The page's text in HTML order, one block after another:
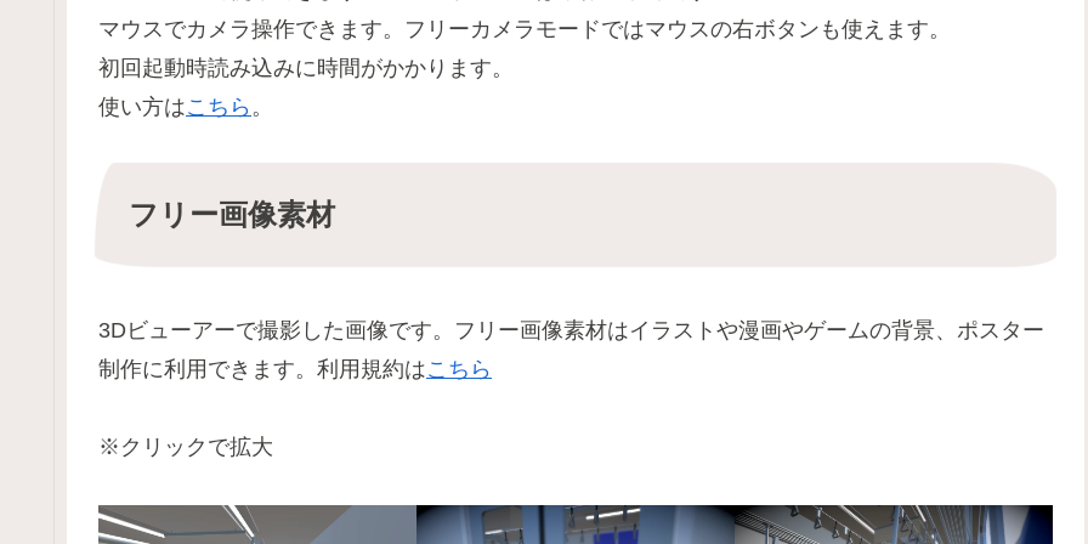
マウスでカメラ操作できます。フリーカメラモードではマウスの右ボタンも使えます。
初回起動時読み込みに時間がかかります。
使い方はこちら 。
フリー画像素材
3Dビューアーで撮影した画像です。フリー画像素材はイラストや漫画やゲームの背景、ポスター
制作に利用できます。利用規約はこちら
※クリックで拡大